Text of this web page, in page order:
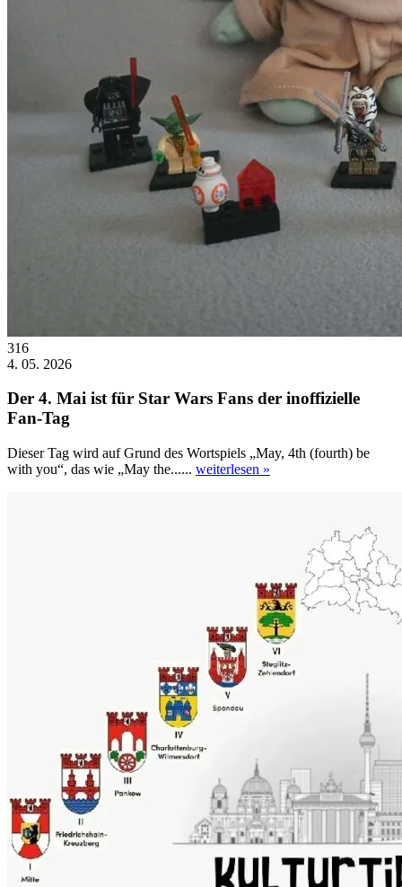
316
4. 05. 2026
Der 4. Mai ist für Star Wars Fans der inoffizielle
Fan-Tag
Dieser Tag wird auf Grund des Wortspiels „May, 4th (fourth) be
with you“, das wie „May the...... weiterlesen »